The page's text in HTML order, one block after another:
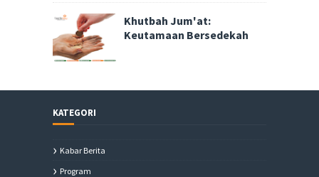
Khutbah Jum'at:
Keutamaan Bersedekah
KATEGORI
Kabar Berita
Program